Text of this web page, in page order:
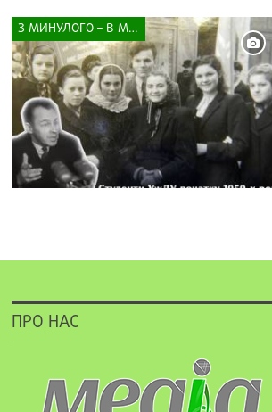
З МИНУЛОГО – В МАЙБУТНЄ
ПРО НАС